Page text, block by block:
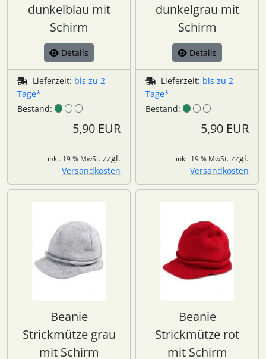
dunkelblau mit
Schirm
Details
Lieferzeit: bis zu 2
Tage*
Bestand:
5,90 EUR
inkl. 19 % MwSt. zzgl.
Versandkosten
dunkelgrau mit
Schirm
Details
Lieferzeit: bis zu 2
Tage*
Bestand:
5,90 EUR
inkl. 19 % MwSt. zzgl.
Versandkosten
Beanie
Strickmütze grau
mit Schirm
Beanie
Strickmütze rot
mit Schirm